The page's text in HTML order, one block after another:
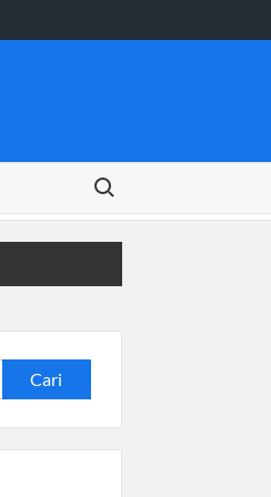
Search for:
Cari
untuk: